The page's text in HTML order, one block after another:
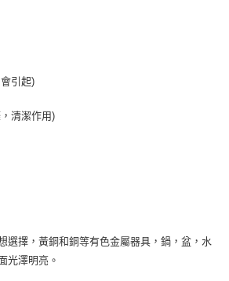
馬祖、小琉球）
引起)
清潔作用)
選擇，黃銅和銅等有色金屬器具，鍋，盆，水
光澤明亮。